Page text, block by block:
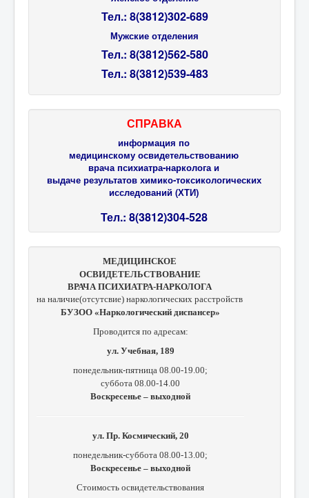
Тел.: 8(3812)302-689
Мужские отделения
Тел.: 8(3812)562-580
Тел.: 8(3812)539-483
СПРАВКА
информация по
медицинскому освидетельствованию
врача психиатра-нарколога и
выдаче результатов химико-токсикологических
исследований (ХТИ)
Тел.: 8(3812)304-528
МЕДИЦИНСКОЕ
ОСВИДЕТЕЛЬСТВОВАНИЕ
ВРАЧА ПСИХИАТРА-НАРКОЛОГА
на наличие(отсутсвие) наркологических расстройств
БУЗОО «Наркологический диспансер»
Проводится по адресам:
ул. Учебная, 189
понедельник-пятница 08.00-19.00;
суббота 08.00-14.00
Воскресенье – выходной
ул. Пр. Космический, 20
понедельник-суббота 08.00-13.00;
Воскресенье – выходной
Стоимость освидетельствования